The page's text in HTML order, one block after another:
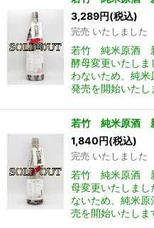
3,289円(税込)
完売 いたしました
若竹 純米原酒
酵母変更いたし
わないため、純
発売を開始いた
若竹 純米原酒
1,840円(税込)
完売 いたしました
若竹 純米原酒
母変更いたしまし
ないため、純米
売を開始いたし